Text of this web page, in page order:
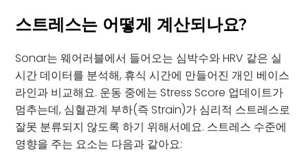
스트레스는 어떻게 계산되나요?
Sonar는 웨어러블에서 들어오는 심박수와 HRV 같은 실
시간 데이터를 분석해, 휴식 시간에 만들어진 개인 베이스
라인과 비교해요. 운동 중에는 Stress Score 업데이트가
멈추는데, 심혈관계 부하(즉 Strain)가 심리적 스트레스로
잘못 분류되지 않도록 하기 위해서예요. 스트레스 수준에
영향을 주는 요소는 다음과 같아요: